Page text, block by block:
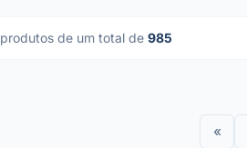
produtos de um total de 985
«